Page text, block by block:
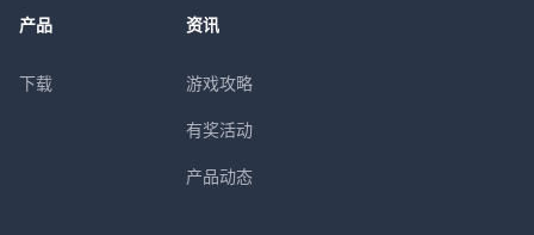
产品
下载
资讯
游戏攻略
有奖活动
产品动态